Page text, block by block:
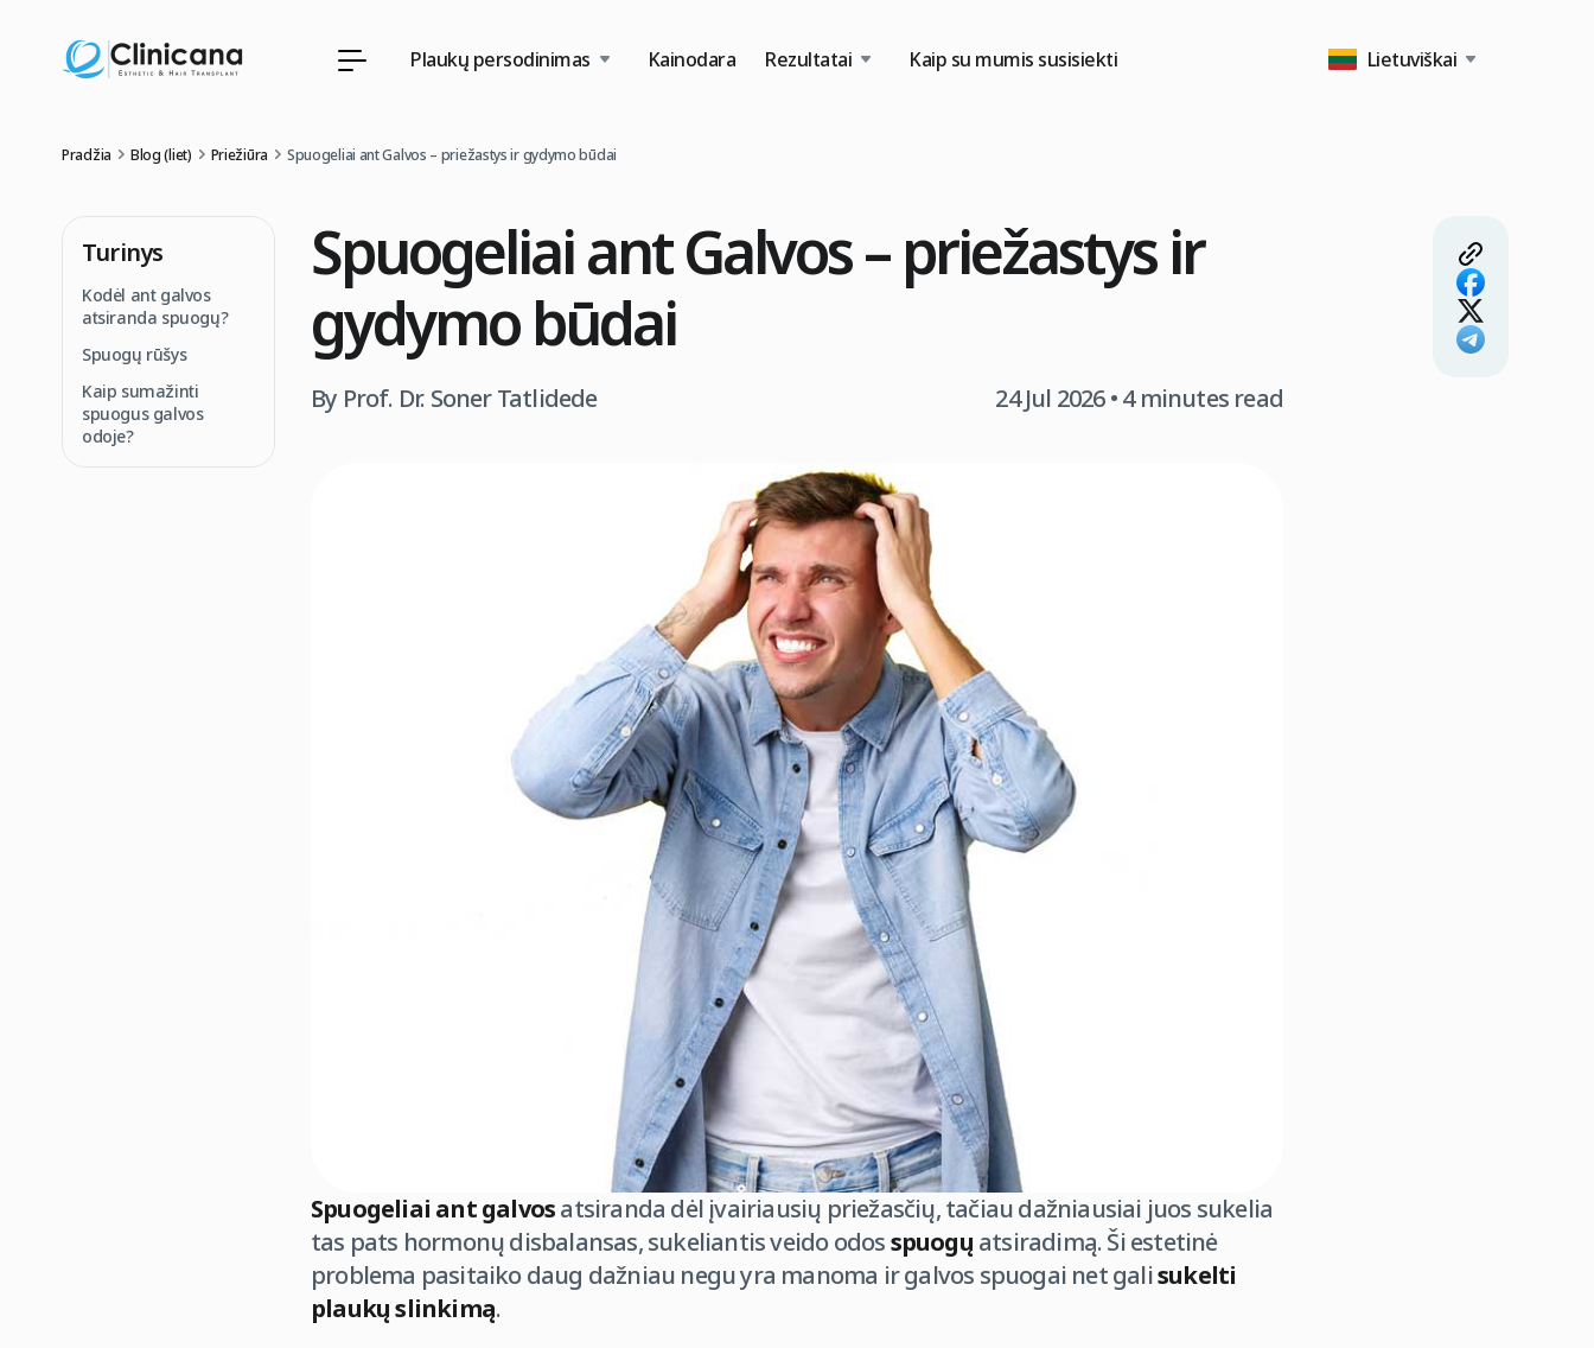
Plaukų persodinimas Kainodara Rezultatai Kaip su mumis susisiekti Lietuviškai
Pradžia Blog (liet) Priežiūra Spuogeliai ant Galvos – priežastys ir gydymo būdai
Turinys
Kodėl ant galvos
atsiranda spuogų?
Spuogų rūšys
Kaip sumažinti
spuogus galvos
odoje?
Spuogeliai ant Galvos – priežastys ir
gydymo būdai
By Prof. Dr. Soner Tatlidede 24 Jul 2026• 4 minutes read
Spuogeliai ant galvosatsiranda dėl įvairiausių priežasčių, tačiau dažniausiai juos sukelia
tas pats hormonų disbalansas, sukeliantis veido odosspuogų atsiradimą. Ši estetinė
problema pasitaiko daug dažniau negu yra manoma ir galvos spuogai net galisukelti
plaukų slinkimą.